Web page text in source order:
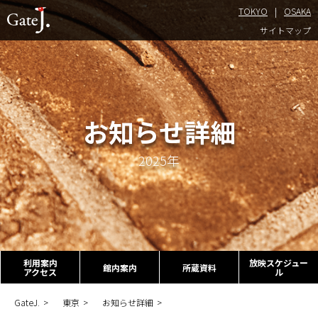
TOKYO
OSAKA
サイトマップ
お知らせ詳細
2025年
利用案内
アクセス 館内案内 所蔵資料 放映スケジュー
ル
GateJ. 東京 お知らせ詳細
TOKYO